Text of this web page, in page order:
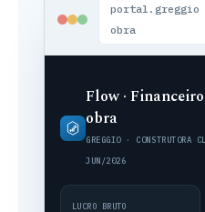
obra
Flow ·
obra
GREGGIO · CONSTRUTORA
JUN/2026
LUCRO BRUTO